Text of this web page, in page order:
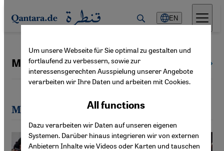
Direkt zum Inhalt springen
EN
Monir Ghaedi
Most recent articles by Monir Ghaedi
Um unsere Webseite für Sie optimal zu gestalten und
fortlaufend zu verbessern, sowie zur
interessensgerechten Ausspielung unserer Angebote
verarbeiten wir Ihre Daten und arbeiten mit Cookies.
All functions
Dazu verarbeiten wir Daten auf unseren eigenen
Systemen. Darüber hinaus integrieren wir von externen
Anbietern Inhalte wie Videos oder Karten und tauschen